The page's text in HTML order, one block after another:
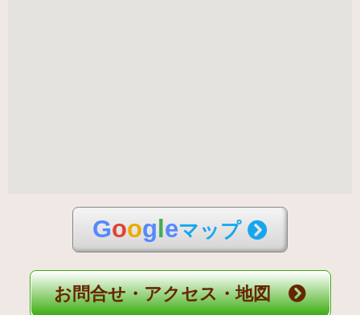
Googleマップ
お問合せ・アクセス・地図